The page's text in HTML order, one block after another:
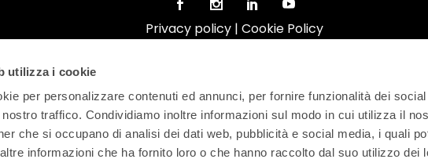
utilizza i cookie
per personalizzare contenuti ed annunci, per fornire funzionalità dei
traffico. Condividiamo inoltre informazioni sul modo in cui utilizza il
che si occupano di analisi dei dati web, pubblicità e social media, i quali
informazioni che ha fornito loro o che hanno raccolto dal suo utilizzo dei
Privacy policy| Cookie Policy